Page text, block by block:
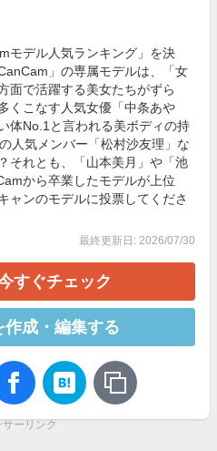
モデル人気ランキング」を決
」の専属モデルは、「女
面で活躍する美女たちがずら
くこなす人気女優「中条あや
体No.1と言われる美ボディの持
人気メンバー「松村沙友理」な
それとも、「山本美月」や「池
から卒業したモデルが上位
ャンのモデルに投票してくださ
最終更新日: 2026/07/30
すぐチェック
作成・編集する
サーリンク